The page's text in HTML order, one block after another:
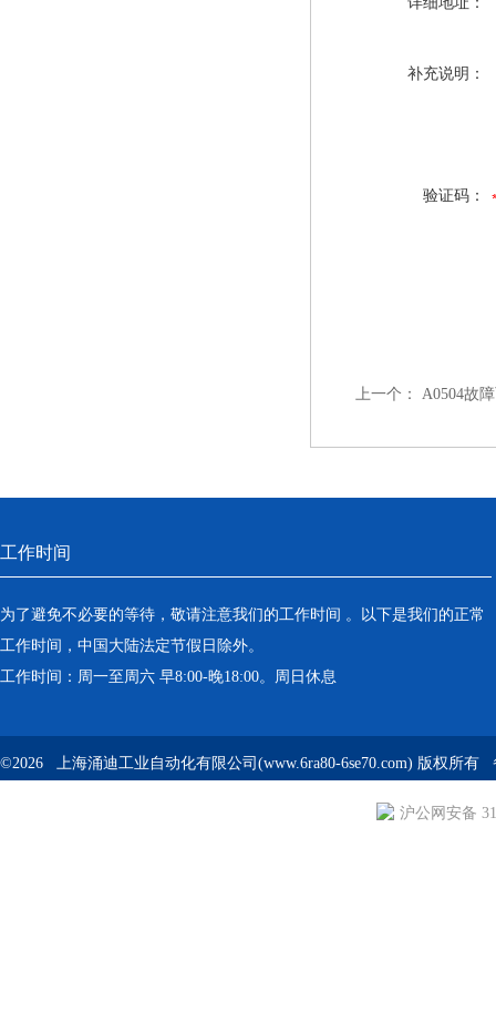
补充说明：
验证码：
上一个： A0504故
工作时间
为了避免不必要的等待，敬请注意我们的工作时间 。以下是我们的正常
工作时间，中国大陆法定节假日除外。
工作时间：周一至周六 早8:00-晚18:00。周日休息
©2026 上海涌迪工业自动化有限公司(www.6ra80-6se70.com) 版权所有
沪公网安备